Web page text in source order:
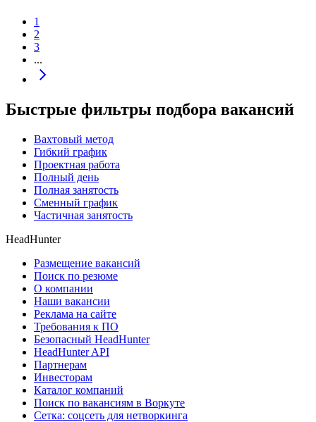
1
2
3
...
Быстрые фильтры подбора вакансий
Вахтовый метод
Гибкий график
Проектная работа
Полный день
Полная занятость
Сменный график
Частичная занятость
HeadHunter
Размещение вакансий
Поиск по резюме
О компании
Наши вакансии
Реклама на сайте
Требования к ПО
Безопасный HeadHunter
HeadHunter API
Партнерам
Инвесторам
Каталог компаний
Поиск по вакансиям в Воркуте
Сетка: соцсеть для нетворкинга